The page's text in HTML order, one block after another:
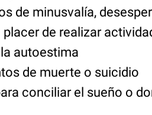
de minusvalía,
placer de realizar
autoestima
de muerte o suicidio
conciliar el sueño o